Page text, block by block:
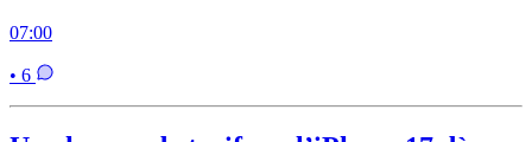
07:00
• 6